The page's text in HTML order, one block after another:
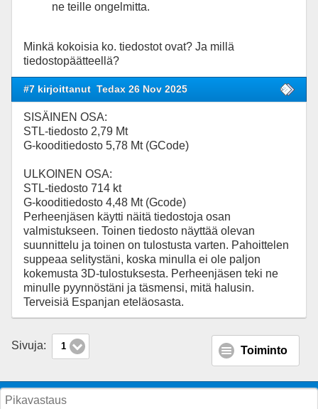
ne teille ongelmitta.
Minkä kokoisia ko. tiedostot ovat? Ja millä
tiedostopäätteellä?
#7 kirjoittanut Tedax 26 Nov 2025
SISÄINEN OSA:
STL-tiedosto 2,79 Mt
G-kooditiedosto 5,78 Mt (GCode)
ULKOINEN OSA:
STL-tiedosto 714 kt
G-kooditiedosto 4,48 Mt (Gcode)
Perheenjäsen käytti näitä tiedostoja osan
valmistukseen. Toinen tiedosto näyttää olevan
suunnittelu ja toinen on tulostusta varten. Pahoittelen
suppeaa selitystäni, koska minulla ei ole paljon
kokemusta 3D-tulostuksesta. Perheenjäsen teki ne
minulle pyynnöstäni ja täsmensi, mitä halusin.
Terveisiä Espanjan eteläosasta.
Sivuja: 1 Toiminto